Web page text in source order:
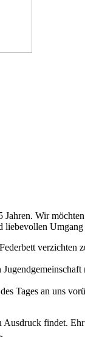
Jahren. Wir
liebevollen
verzichten
Tages an uns
findet.